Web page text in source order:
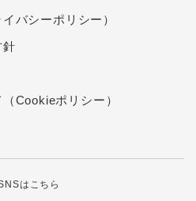
バシーポリシー）
針
Cookieポリシー）
はこちら